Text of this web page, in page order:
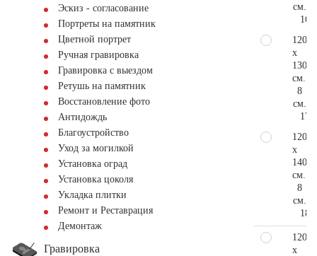
Эскиз - согласование
Портреты на памятник
Цветной портрет
Ручная гравировка
Гравировка с выездом
Ретушь на памятник
Восстановление фото
Антидождь
Благоустройство
Уход за могилкой
Установка оград
Установка цоколя
Укладка плитки
Ремонт и Реставрация
Демонтаж
Гравировка
см.
120
x
130
см.
8
см.
120
x
140
см.
8
см.
120
x